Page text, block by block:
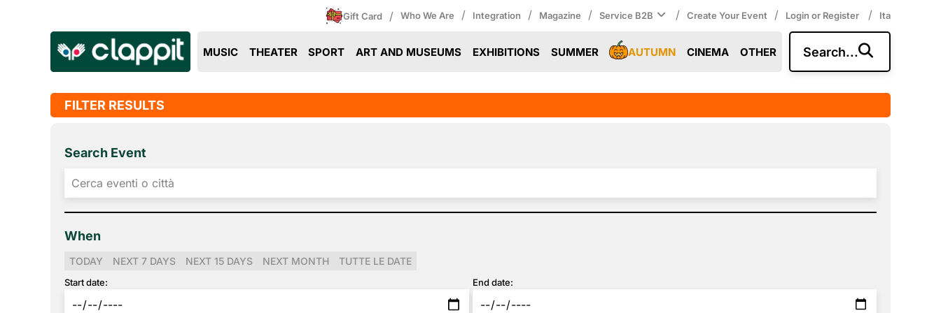
Gift Card / Who We Are / Integration / Magazine / Service B2B / Create Your Event / Login or Register / Ita
MUSIC THEATER SPORT ART AND MUSEUMS EXHIBITIONS SUMMER AUTUMN CINEMA OTHER Search...
FILTER RESULTS
Search Event
When
TODAY NEXT 7 DAYS NEXT 15 DAYS NEXT MONTH TUTTE LE DATE
Start date: End date: